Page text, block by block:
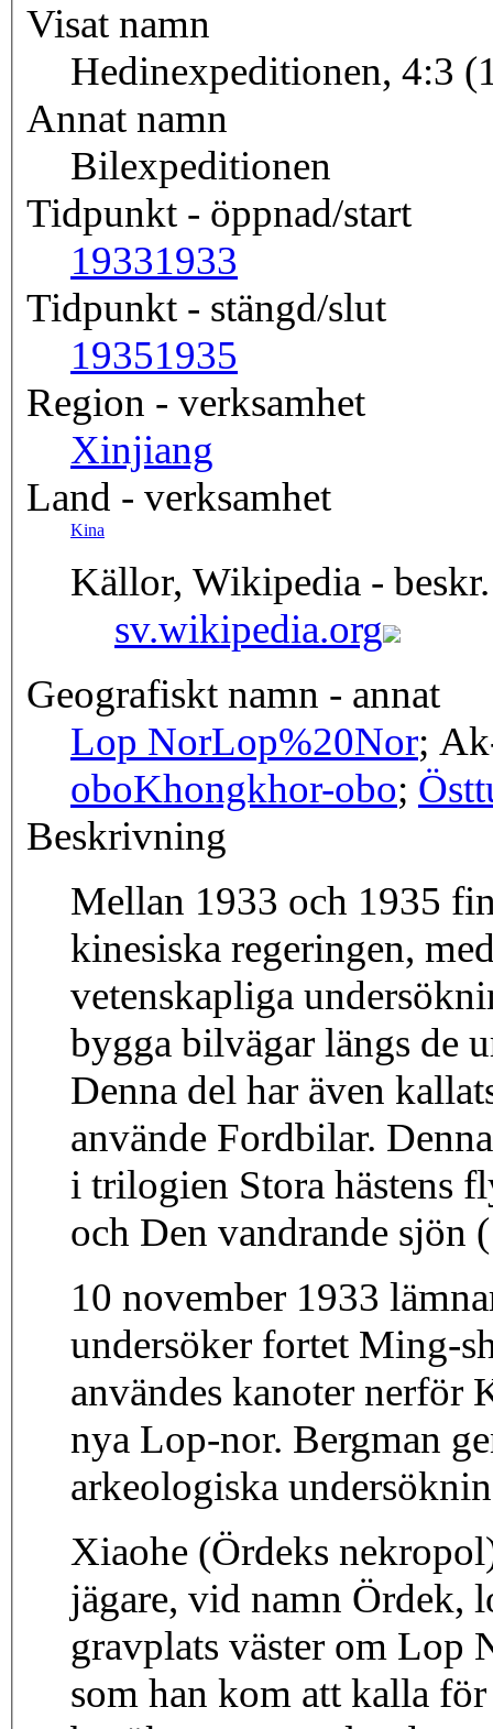
Visat namn
Hedinexpeditionen, 4:3
Annat namn
Bilexpeditionen
Tidpunkt - öppnad/start
19331933
Tidpunkt - stängd/slut
19351935
Region - verksamhet
Xinjiang
Land - verksamhet
Kina
Källor, Wikipedia -
sv.wikipedia.org
Geografiskt namn - annat
Lop NorLop%20Nor;
oboKhongkhor-obo;
Beskrivning
Mellan 1933 och 1935
kinesiska regeringen,
vetenskapliga
bygga bilvägar längs de
Denna del har även
använde Fordbilar.
i trilogien Stora hästens
och Den vandrande sjön
10 november 1933
undersöker fortet Ming-
användes kanoter nerför
nya Lop-nor. Bergman
arkeologiska
Xiaohe (Ördeks
jägare, vid namn Ördek,
gravplats väster om Lop
som han kom att kalla